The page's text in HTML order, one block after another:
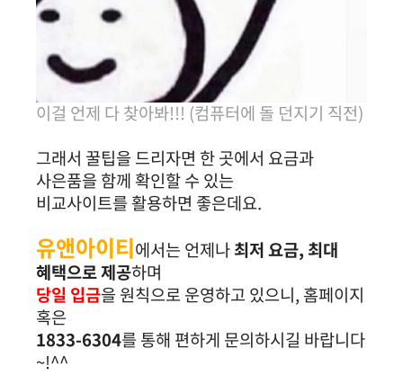
이걸 언제 다 찾아봐!!! (컴퓨터에 돌 던지기 직전)
그래서 꿀팁을 드리자면 한 곳에서 요금과
사은품을 함께 확인할 수 있는
비교사이트를 활용하면 좋은데요.
유앤아이티에서는 언제나최저 요금, 최대
혜택으로 제공하며
당일 입금을 원칙으로 운영하고 있으니, 홈페이지
혹은
1833-6304를 통해 편하게 문의하시길 바랍니다
~!^^